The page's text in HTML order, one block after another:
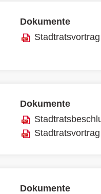
Dokumente
Stadtratsvortrag
Dokumente
Stadtratsvortrag
Dokumente